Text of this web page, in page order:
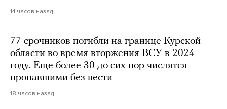
14 часов назад
77 срочников погибли на границе Курской
области во время вторжения ВСУ в 2024
году. Еще более 30 до сих пор числятся
пропавшими без вести
18 часов назад